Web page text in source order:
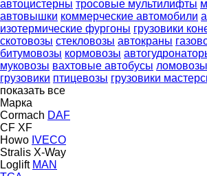
автоцистерны тросовые мультилифты
автовышки коммерческие автомобили
изотермические фургоны грузовики
скотовозы стекловозы автокраны
битумовозы кормовозы
муковозы вахтовые автобусы ломовозы
грузовики птицевозы грузовики
показать все
Марка
Cormach DAF
CF XF
Howo IVECO
Stralis X-Way
Loglift MAN